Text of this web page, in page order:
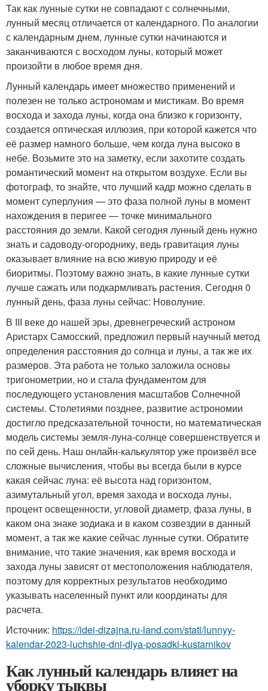
Так как лунные сутки не совпадают с солнечными,
лунный месяц отличается от календарного. По аналогии
с календарным днем, лунные сутки начинаются и
заканчиваются с восходом луны, который может
произойти в любое время дня.
Лунный календарь имеет множество применений и
полезен не только астрономам и мистикам. Во время
восхода и захода луны, когда она близко к горизонту,
создается оптическая иллюзия, при которой кажется что
её размер намного больше, чем когда луна высоко в
небе. Возьмите это на заметку, если захотите создать
романтический момент на открытом воздухе. Если вы
фотограф, то знайте, что лучший кадр можно сделать в
момент суперлуния — это фаза полной луны в момент
нахождения в перигее — точке минимального
расстояния до земли. Какой сегодня лунный день нужно
знать и садоводу-огороднику, ведь гравитация луны
оказывает влияние на всю живую природу и её
биоритмы. Поэтому важно знать, в какие лунные сутки
лучше сажать или подкармливать растения. Сегодня 0
лунный день, фаза луны сейчас: Новолуние.
В III веке до нашей эры, древнегреческий астроном
Аристарх Самосский, предложил первый научный метод
определения расстояния до солнца и луны, а так же их
размеров. Эта работа не только заложила основы
тригонометрии, но и стала фундаментом для
последующего установления масштабов Солнечной
системы. Столетиями позднее, развитие астрономии
достигло предсказательной точности, но математическая
модель системы земля-луна-солнце совершенствуется и
по сей день. Наш онлайн-калькулятор уже произвёл все
сложные вычисления, чтобы вы всегда были в курсе
какая сейчас луна: её высота над горизонтом,
азимутальный угол, время захода и восхода луны,
процент освещенности, угловой диаметр, фаза луны, в
каком она знаке зодиака и в каком созвездии в данный
момент, а так же какие сейчас лунные сутки. Обратите
внимание, что такие значения, как время восхода и
захода луны зависят от местоположения наблюдателя,
поэтому для корректных результатов необходимо
указывать населенный пункт или координаты для
расчета.
Источник: https://idei-dizajna.ru-land.com/stati/lunnyy-
kalendar-2023-luchshie-dni-dlya-posadki-kustarnikov
Как лунный календарь влияет на
уборку тыквы